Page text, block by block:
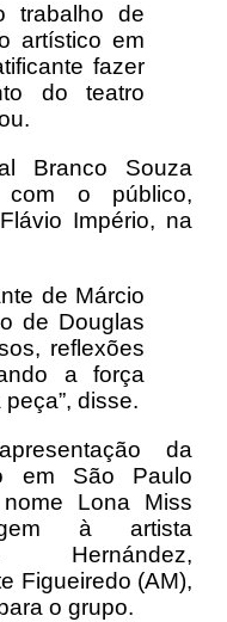
trabalho de
artístico em
fazer
do teatro
Branco Souza
com o público,
Império, na
de Márcio
de Douglas
reflexões
a força
disse.
da
em São Paulo
Lona Miss
à artista
Hernández,
Figueiredo (AM),
o grupo.